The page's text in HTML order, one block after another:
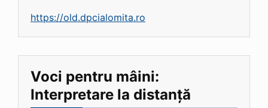
https://old.dpcialomita.ro
Voci pentru mâini:
Interpretare la distanță